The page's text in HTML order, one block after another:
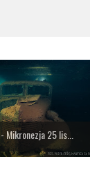
Mikronezja 25 lis...